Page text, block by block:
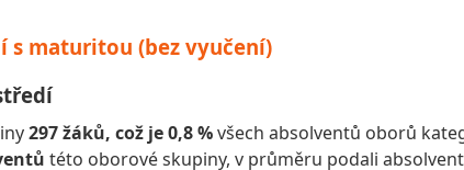
s maturitou (bez vyučení)
297 žáků, což je 0,8 %všech absolventů oborů
této oborové skupiny, v průměru podali